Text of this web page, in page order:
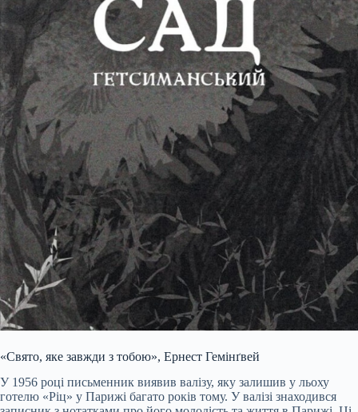
«Свято, яке завжди з тобою», Ернест Гемінґвей
У 1956 році письменник виявив валізу, яку залишив у льоху
готелю «Ріц» у Парижі багато років тому. У валізі знаходився